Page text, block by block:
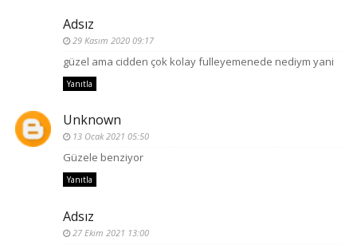
Adsız
29 Kasım 2020 09:17
güzel ama cidden çok kolay fulleyemenede nediym yani
Yanıtla
Unknown
13 Ocak 2021 05:50
Güzele benziyor
Yanıtla
Adsız
27 Ekim 2021 13:00